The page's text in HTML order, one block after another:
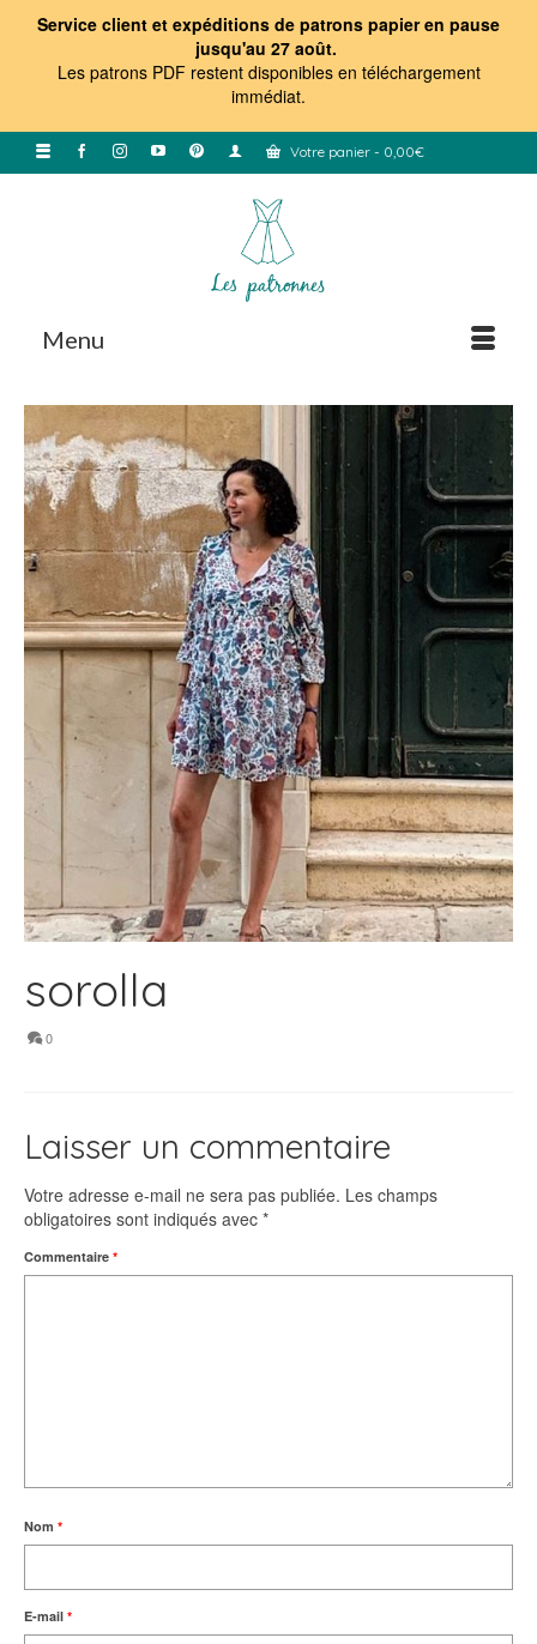
Service client et expéditions de patrons papier en pause
jusqu'au 27 août.
Les patrons PDF restent disponibles en téléchargement
immédiat.
Votre panier - 0,00€
Menu
sorolla
0
Laisser un commentaire
Votre adresse e-mail ne sera pas publiée. Les champs
obligatoires sont indiqués avec *
Commentaire *
Nom *
E-mail *